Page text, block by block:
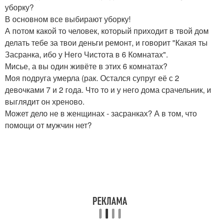
уборку?
В основном все выбирают уборку!
А потом какой то человек, который приходит в твой дом
делать тебе за твои деньги ремонт, и говорит "Какая ты
Засранка, ибо у Него Чистота в 6 Комнатах".
Мисье, а вы один живёте в этих 6 комнатах?
Моя подруга умерла (рак. Остался супруг её с 2
девочками 7 и 2 года. Что то и у него дома срачельник, и
выглядит он хреново.
Может дело не в женщинах - засранках? А в том, что
помощи от мужчин нет?